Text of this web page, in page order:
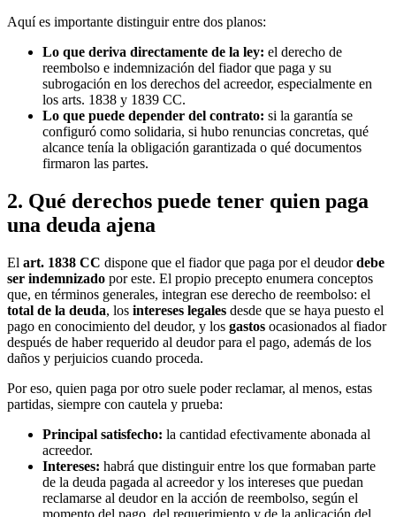
Aquí es importante distinguir entre dos planos:
Lo que deriva directamente de la ley: el derecho de
reembolso e indemnización del fiador que paga y su
subrogación en los derechos del acreedor, especialmente en
los arts. 1838 y 1839 CC.
Lo que puede depender del contrato: si la garantía se
configuró como solidaria, si hubo renuncias concretas, qué
alcance tenía la obligación garantizada o qué documentos
firmaron las partes.
2. Qué derechos puede tener quien paga
una deuda ajena
El art. 1838 CC dispone que el fiador que paga por el deudordebe
ser indemnizado por este. El propio precepto enumera conceptos
que, en términos generales, integran ese derecho de reembolso: el
total de la deuda, los intereses legales desde que se haya puesto el
pago en conocimiento del deudor, y los gastos ocasionados al fiador
después de haber requerido al deudor para el pago, además de los
daños y perjuicios cuando proceda.
Por eso, quien paga por otro suele poder reclamar, al menos, estas
partidas, siempre con cautela y prueba:
Principal satisfecho: la cantidad efectivamente abonada al
acreedor.
Intereses: habrá que distinguir entre los que formaban parte
de la deuda pagada al acreedor y los intereses que puedan
reclamarse al deudor en la acción de reembolso, según el
momento del pago, del requerimiento y de la aplicación del